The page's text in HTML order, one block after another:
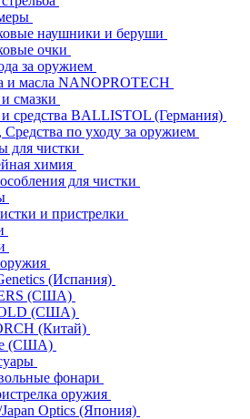
наушники и беруши
очки
за оружием
и масла NANOPROTECH
смазки
средства BALLISTOL (Германия)
Средства по уходу за оружием
для чистки
химия
для чистки
и пристрелки
(Испания)
(США)
(США)
(Китай)
(США)
фонари
оружия
Optics (Япония)